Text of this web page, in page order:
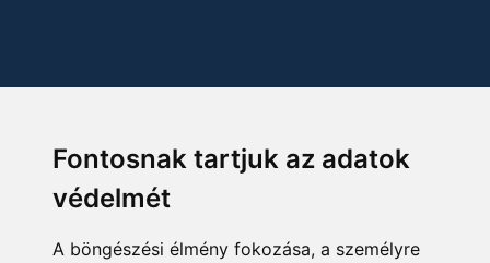
Fontosnak tartjuk az adatok
védelmét
A böngészési élmény fokozása, a személyre